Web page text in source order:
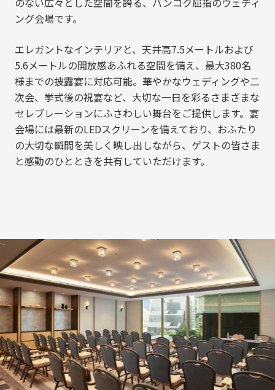
ング会場です。
エレガントなインテリアと、天井高7.5メートルおよび
5.6メートルの開放感あふれる空間を備え、最大380名
様までの披露宴に対応可能。華やかなウェディングや二
次会、挙式後の祝宴など、大切な一日を彩るさまざまな
セレブレーションにふさわしい舞台をご提供します。宴
会場には最新のLEDスクリーンを備えており、おふたり
の大切な瞬間を美しく映し出しながら、ゲストの皆さま
と感動のひとときを共有していただけます。